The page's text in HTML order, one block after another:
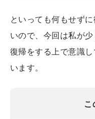
といっても何もせず
いので、今回は私が
復帰をする上で意識
います。
こ